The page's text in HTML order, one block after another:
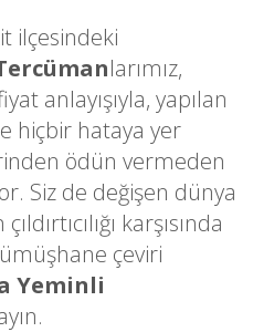
ilçesindeki
larımız,
anlayışıyla, yapılan
hiçbir hataya yer
ödün vermeden
Siz de değişen dünya
karşısında
çeviri
Yeminli